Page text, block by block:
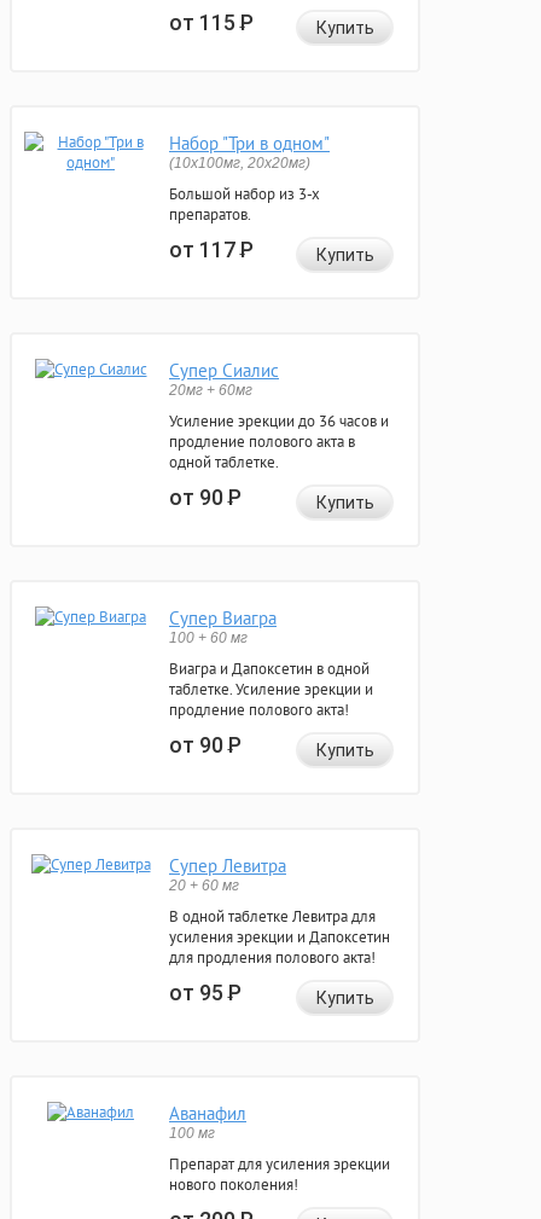
от 115Р Купить
Набор "Три в одном"
(10x100мг, 20x20мг)
Большой набор из 3-х
препаратов.
от 117Р Купить
Супер Сиалис
20мг + 60мг
Усиление эрекции до 36 часов и
продление полового акта в
одной таблетке.
от 90Р Купить
Супер Виагра
100 + 60 мг
Виагра и Дапоксетин в одной
таблетке. Усиление эрекции и
продление полового акта!
от 90Р Купить
Супер Левитра
20 + 60 мг
В одной таблетке Левитра для
усиления эрекции и Дапоксетин
для продления полового акта!
от 95Р Купить
Аванафил
100 мг
Препарат для усиления эрекции
нового поколения!